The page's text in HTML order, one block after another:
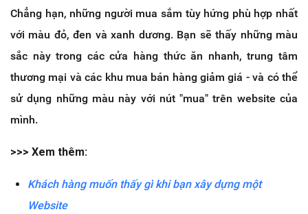
Chẳng hạn, những người mua sắm tùy hứng phù hợp nhất
với màu đỏ, đen và xanh dương. Bạn sẽ thấy những màu
sắc này trong các cửa hàng thức ăn nhanh, trung tâm
thương mại và các khu mua bán hàng giảm giá - và có thể
sử dụng những màu này với nút "mua" trên website của
mình.
>>> Xem thêm:
Khách hàng muốn thấy gì khi bạn xây dựng một
Website